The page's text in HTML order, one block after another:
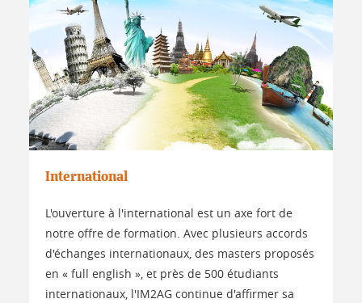
International
L'ouverture à l'international est un axe fort de
notre offre de formation. Avec plusieurs accords
d'échanges internationaux, des masters proposés
en « full english », et près de 500 étudiants
internationaux, l'IM2AG continue d'affirmer sa